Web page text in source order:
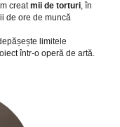
creatmii de torturi, în
de ore de muncă
limitele
într-o operă de artă.